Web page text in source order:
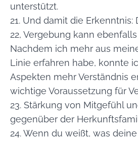
unterstützt.
21. Und damit die
22, Vergebung kann
Nachdem ich mehr aus
Linie erfahren habe, konnte
Aspekten mehr Verständnis
wichtige Voraussetzung für
23. Stärkung von Mitgefühl
gegenüber der
24. Wenn du weißt, was